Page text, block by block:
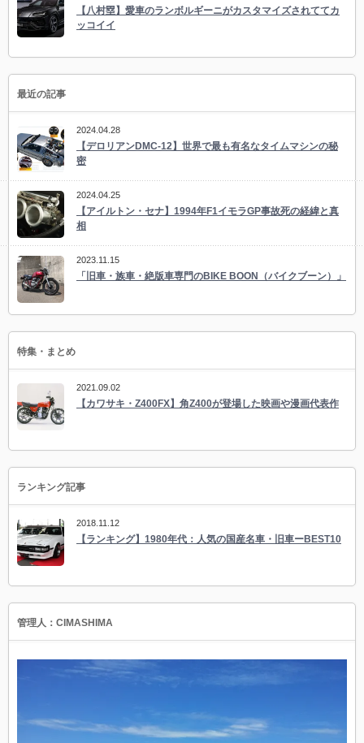
【八村塁】愛車のランボルギーニがカスタマイズされててカ
ッコイイ
最近の記事
2024.04.28
【デロリアンDMC-12】世界で最も有名なタイムマシンの秘
密
2024.04.25
【アイルトン・セナ】1994年F1イモラGP事故死の経緯と真
相
2023.11.15
「旧車・族車・絶版車専門のBIKE BOON（バイクブーン）」
特集・まとめ
2021.09.02
【カワサキ・Z400FX】角Z400が登場した映画や漫画代表作
ランキング記事
2018.11.12
【ランキング】1980年代：人気の国産名車・旧車ーBEST10
管理人：CIMASHIMA